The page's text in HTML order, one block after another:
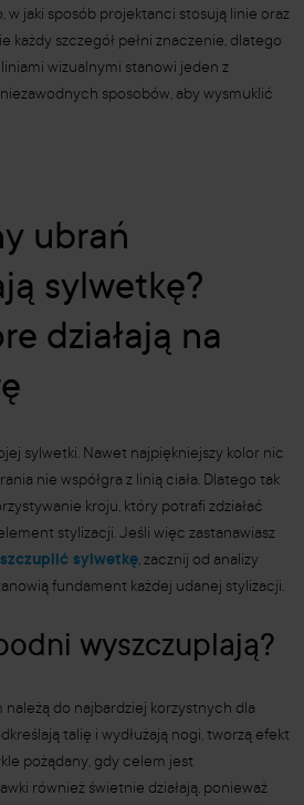
w jaki sposób projektanci stosują linie oraz
każdy szczegół pełni znaczenie, dlatego
wizualnymi stanowi jeden z
sposobów, aby wysmuklić
ubrań
sylwetkę?
działają na
sylwetki. Nawet najpiękniejszy kolor nic
nie współgra z linią ciała. Dlatego tak
kroju, który potrafi zdziałać
stylizacji. Jeśli więc zastanawiasz
sylwetkę, zacznij od analizy
fundament każdej udanej stylizacji.
wyszczuplają?
należą do najbardziej korzystnych dla
talię i wydłużają nogi, tworzą efekt
pożądany, gdy celem jest
również świetnie działają, ponieważ